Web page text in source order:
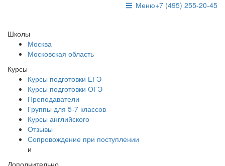
+7 (495) 255-20-45
Меню
Школы
Москва
Московская область
Курсы
Курсы подготовки ЕГЭ
Курсы подготовки ОГЭ
Преподаватели
Группы для 5-7 классов
Курсы английского
Отзывы
Сопровождение при поступлении
и
Дополнительно